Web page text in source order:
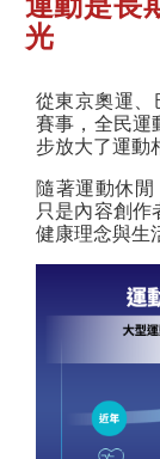
光
從東京奧運、
賽事，全民運
步放大了運動
隨著運動休
只是內容創作
健康理念與生